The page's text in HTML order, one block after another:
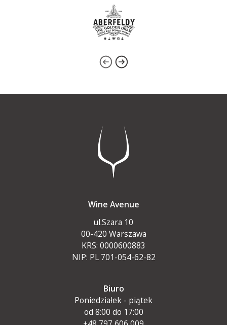
Wine Avenue
ul.Szara 10
00-420 Warszawa
KRS: 0000600883
NIP: PL 701-054-62-82
Biuro
Poniedziałek - piątek
od 8:00 do 17:00